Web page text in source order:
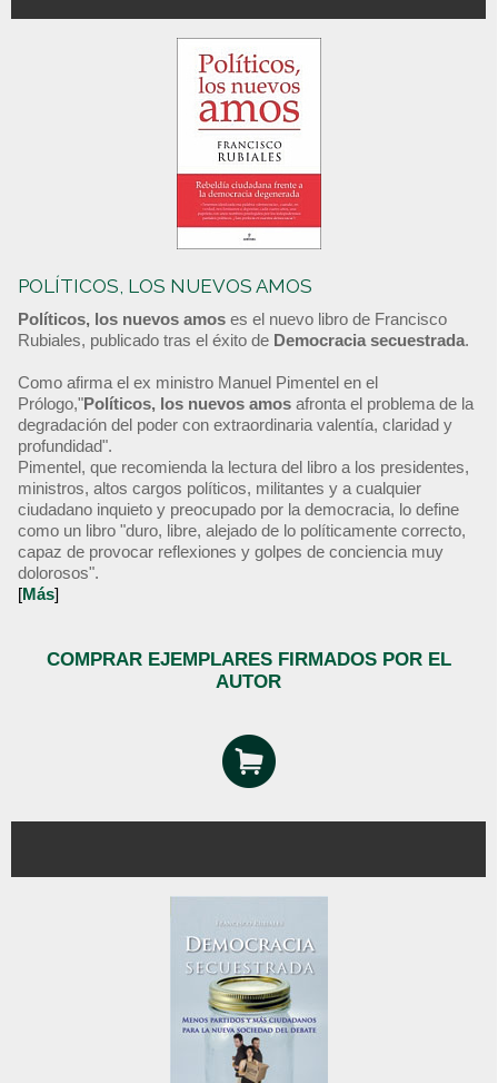
POLÍTICOS, LOS NUEVOS AMOS
Políticos, los nuevos amos es el nuevo libro de Francisco
Rubiales, publicado tras el éxito de Democracia secuestrada.
Como afirma el ex ministro Manuel Pimentel en el
Prólogo,"Políticos, los nuevos amos afronta el problema de la
degradación del poder con extraordinaria valentía, claridad y
profundidad".
Pimentel, que recomienda la lectura del libro a los presidentes,
ministros, altos cargos políticos, militantes y a cualquier
ciudadano inquieto y preocupado por la democracia, lo define
como un libro "duro, libre, alejado de lo políticamente correcto,
capaz de provocar reflexiones y golpes de conciencia muy
dolorosos".
[Más]
COMPRAR EJEMPLARES FIRMADOS POR EL
AUTOR